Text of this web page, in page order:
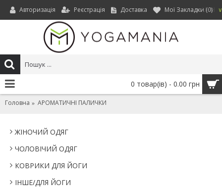
UAH ∨
Авторизація Реєстрація Доставка Мої Закладки (0)
0 товар(ів) - 0.00 грн
Головна АРОМАТИЧНІ ПАЛИЧКИ
ЖІНОЧИЙ ОДЯГ
ЧОЛОВІЧИЙ ОДЯГ
КОВРИКИ ДЛЯ ЙОГИ
IНШЕ/ДЛЯ ЙОГИ